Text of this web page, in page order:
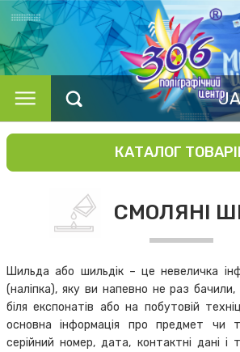
КАТАЛОГ
СМОЛЯНІ
Шильда або шильдік – це невеличка
(наліпка), яку ви напевно не раз
біля експонатів або на побутовій
основна інформація про предмет чи
серійний номер, дата, контактні дані і